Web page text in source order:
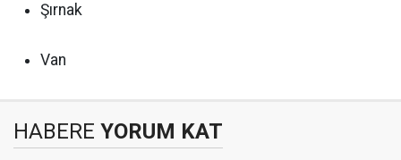
Şırnak
Van
HABERE YORUM KAT